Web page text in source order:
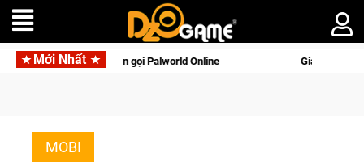
Mới Nhất
tên gọi Palworld Online Gia Nhập Closed Beta Norse
MOBI